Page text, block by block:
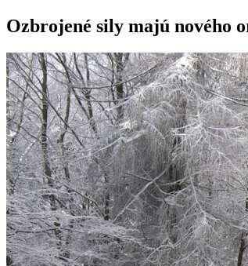
Ozbrojené sily majú nového